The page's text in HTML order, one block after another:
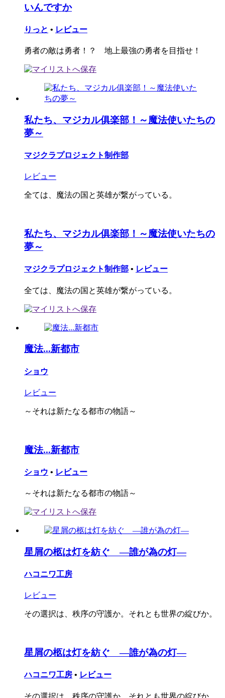
いんですか
りっと • レビュー
勇者の敵は勇者！？ 地上最強の勇者を目指せ！
私たち、マジカル俱楽部！～魔法使いたちの
夢～
マジクラプロジェクト制作部
レビュー
全ては、魔法の国と英雄が繋がっている。
私たち、マジカル俱楽部！～魔法使いたちの
夢～
マジクラプロジェクト制作部 • レビュー
全ては、魔法の国と英雄が繋がっている。
魔法...新都市
ショウ
レビュー
～それは新たなる都市の物語～
魔法...新都市
ショウ • レビュー
～それは新たなる都市の物語～
星屑の柩は灯を紡ぐ ―誰が為の灯―
ハコニワ工房
レビュー
その選択は、秩序の守護か。それとも世界の綻びか。
星屑の柩は灯を紡ぐ ―誰が為の灯―
ハコニワ工房 • レビュー
その選択は、秩序の守護か。それとも世界の綻びか。